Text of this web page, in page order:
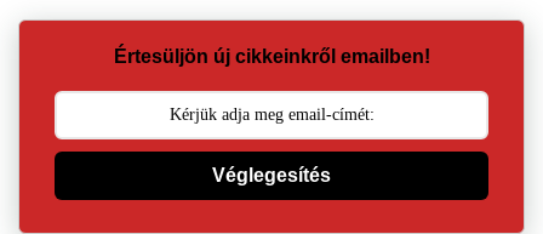
Értesüljön új cikkeinkről emailben!
Véglegesítés